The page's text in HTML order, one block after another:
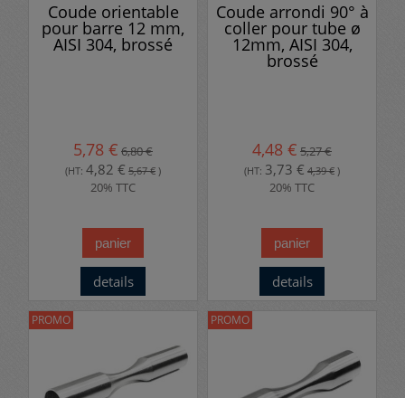
Coude orientable
pour barre 12 mm,
AISI 304, brossé
5,78 € 6,80 €
(HT: 4,82 € 5,67 € )
20% TTC
panier
details
Coude arrondi 90° à
coller pour tube ø
12mm, AISI 304,
brossé
4,48 € 5,27 €
(HT: 3,73 € 4,39 € )
20% TTC
panier
details
PROMO PROMO